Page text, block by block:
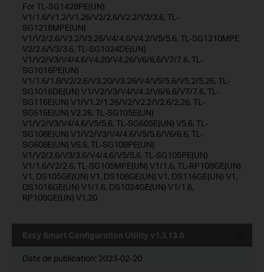
For TL-SG1428PE(UN)
V1/1.6/V1.2/V1.26/V2/2.6/V2.2/V3/3.6, TL-
SG1218MPE(UN)
V1/V2/2.6/V3.2/V3.26/V4/4.6/V4.2/V5/5.6, TL-SG1210MPE
V2/2.6/V3/3.6, TL-SG1024DE(UN)
V1/V2/V3/V4/4.6/V4.20/V4.26/V6/6.6/V7/7.6, TL-
SG1016PE(UN)
V1/1.6/1.8/V2/2.6/V3.20/V3.26/V4/V5/5.6/V5.2/5.26, TL-
SG1016DE(UN) V1/V2/V3/V4/V4.2/V6/6.6/V7/7.6, TL-
SG116E(UN) V1/V1.2/1.26/V2/V2.2/V2.6/2.26, TL-
SG616E(UN) V2.26, TL-SG105E(UN)
V1/V2/V3/V4/4.6/V5/5.6, TL-SG605E(UN) V5.6, TL-
SG108E(UN) V1/V2/V3/V4/4.6/V5/5.6/V6/6.6, TL-
SG608E(UN) V6.6, TL-SG108PE(UN)
V1/V2/2.6/V3/3.6/V4/4.6/V5/5.6, TL-SG105PE(UN)
V1/1.6/V2/2.6, TL-SG105MPE(UN) V1/1.6, TL-RP108GE(UN)
V1, DS105GE(UN) V1, DS108GE(UN) V1, DS116GE(UN) V1,
DS1016GE(UN) V1/1.6, DS1024GE(UN) V1/1.6,
RP108GE(UN) V1.20.
Easy Smart Configuration Utility v1.3.13.0
Date de publication: 2023-02-20